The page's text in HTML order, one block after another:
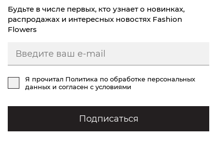
Будьте в числе первых, кто узнает о новинках,
распродажах и интересных новостях Fashion
Flowers
Я прочитал Политика по обработке персональных
данных и согласен с условиями
Подписаться